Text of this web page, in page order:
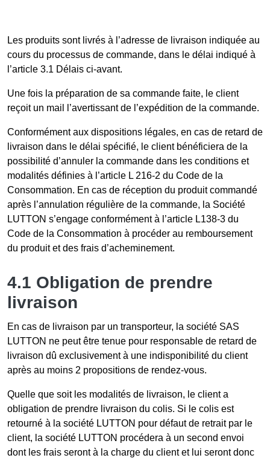
Les produits sont livrés à l’adresse de livraison indiquée au
cours du processus de commande, dans le délai indiqué à
l’article 3.1 Délais ci-avant.
Une fois la préparation de sa commande faite, le client
reçoit un mail l’avertissant de l’expédition de la commande.
Conformément aux dispositions légales, en cas de retard de
livraison dans le délai spécifié, le client bénéficiera de la
possibilité d’annuler la commande dans les conditions et
modalités définies à l’article L 216-2 du Code de la
Consommation. En cas de réception du produit commandé
après l’annulation régulière de la commande, la Société
LUTTON s’engage conformément à l’article L138-3 du
Code de la Consommation à procéder au remboursement
du produit et des frais d’acheminement.
4.1 Obligation de prendre
livraison
En cas de livraison par un transporteur, la société SAS
LUTTON ne peut être tenue pour responsable de retard de
livraison dû exclusivement à une indisponibilité du client
après au moins 2 propositions de rendez-vous.
Quelle que soit les modalités de livraison, le client a
obligation de prendre livraison du colis. Si le colis est
retourné à la société LUTTON pour défaut de retrait par le
client, la société LUTTON procédera à un second envoi
dont les frais seront à la charge du client et lui seront donc